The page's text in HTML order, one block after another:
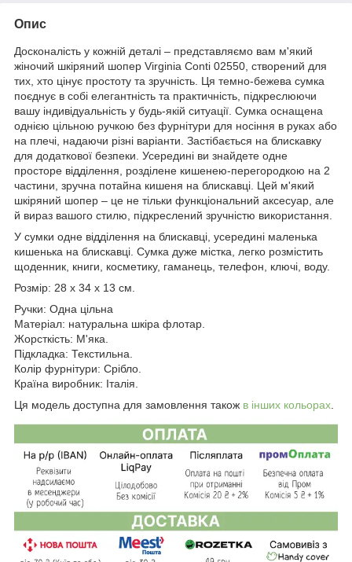
Опис
Досконалість у кожній деталі – представляємо вам м'який
жіночий шкіряний шопер Virginia Conti 02550, створений для
тих, хто цінує простоту та зручність. Ця темно-бежева сумка
поєднує в собі елегантність та практичність, підкреслюючи
вашу індивідуальність у будь-якій ситуації. Сумка оснащена
однією цільною ручкою без фурнітури для носіння в руках або
на плечі, надаючи різні варіанти. Застібається на блискавку
для додаткової безпеки. Усередині ви знайдете одне
просторе відділення, розділене кишенею-перегородкою на 2
частини, зручна потайна кишеня на блискавці. Цей м'який
шкіряний шопер – це не тільки функціональний аксесуар, але
й вираз вашого стилю, підкреслений зручністю використання.
У сумки одне відділення на блискавці, усередині маленька
кишенька на блискавці. Сумка дуже містка, легко розмістить
щоденник, книги, косметику, гаманець, телефон, ключі, воду.
Розмір: 28 x 34 x 13 см.
Ручки: Одна цільна
Матеріал: натуральна шкіра флотар.
Жорсткість: М'яка.
Підкладка: Текстильна.
Колір фурнітури: Срібло.
Країна виробник: Італія.
Ця модель доступна для замовлення також в інших кольорах